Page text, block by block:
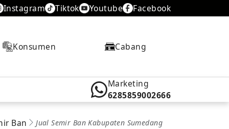
Instagram Tiktok Youtube Facebook
Konsumen Cabang
Marketing
6285859002666
Ban Jual Semir Ban Kabupaten Sumedang